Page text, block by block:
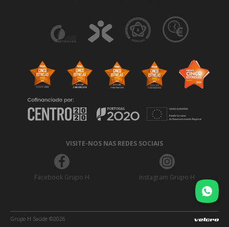
VISITE-NOS NAS REDES SOCIAIS
Facebook Grupo H Instagram Grupo H
Grupo H Saúde ©2026